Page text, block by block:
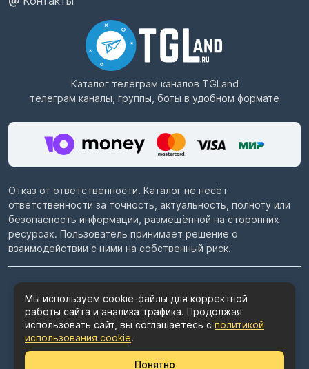
Каталог телеграм каналов TGLand
телеграм каналы, группы, боты в удобном формате
Отказ от ответственности. Каталог не несёт
ответственности за точность, актуальность, полноту или
безопасность информации, размещённой на сторонних
ресурсах. Пользователь принимает решение о
взаимодействии с ними на собственный риск.
Пользовательское соглашение
Политика конфиденциальности
Политика использования cookie
Мы используем cookie-файлы для корректной
работы сайта и анализа трафика. Продолжая
использовать сайт, вы соглашаетесь с политикой
использования cookie.
Понятно